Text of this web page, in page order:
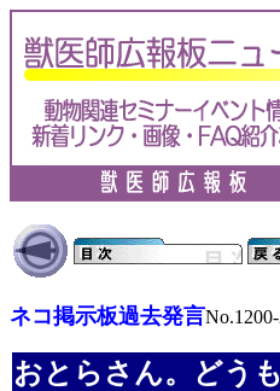
ネコ掲示板過去発言
おとらさん。どう